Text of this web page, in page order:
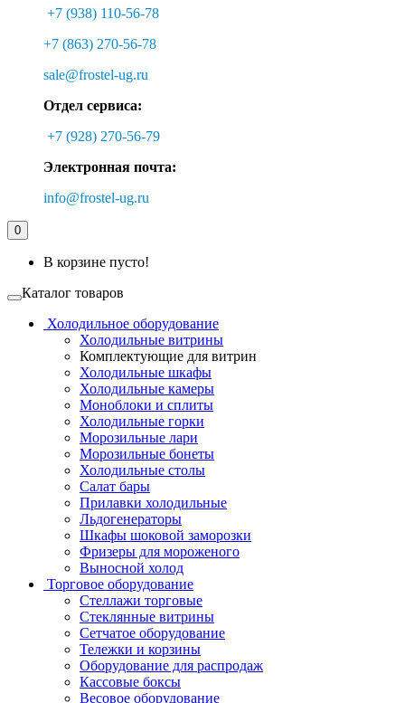
+7 (938) 110-56-78
+7 (863) 270-56-78
sale@frostel-ug.ru
Отдел сервиса:
+7 (928) 270-56-79
Электронная почта:
info@frostel-ug.ru
0
В корзине пусто!
Каталог товаров
Холодильное оборудование
Холодильные витрины
Комплектующие для витрин
Холодильные шкафы
Холодильные камеры
Моноблоки и сплиты
Холодильные горки
Морозильные лари
Морозильные бонеты
Холодильные столы
Салат бары
Прилавки холодильные
Льдогенераторы
Шкафы шоковой заморозки
Фризеры для мороженого
Выносной холод
Торговое оборудование
Стеллажи торговые
Стеклянные витрины
Сетчатое оборудование
Тележки и корзины
Оборудование для распродаж
Кассовые боксы
Весовое оборудование